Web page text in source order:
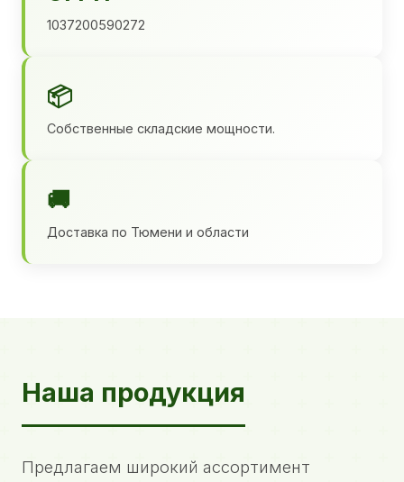
1037200590272
📦
Собственные складские мощности.
🚚
Доставка по Тюмени и области
Наша продукция
Предлагаем широкий ассортимент